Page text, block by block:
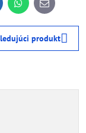
WhatsApp
E-
mail
produkt